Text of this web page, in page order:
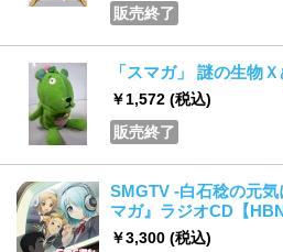
販売終了
「スマガ」 謎の生物
￥1,572 (税込)
販売終了
SMGTV -白石稔の元
マガ』ラジオCD【
￥3,300 (税込)